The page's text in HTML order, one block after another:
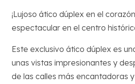
¡Lujoso ático dúplex en el
espectacular en el centro
Este exclusivo ático dúplex es
unas vistas impresionantes y
de las calles más encantadoras